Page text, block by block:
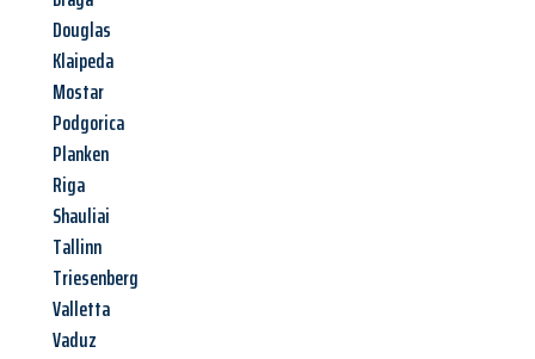
Douglas
Klaipeda
Mostar
Podgorica
Planken
Riga
Shauliai
Tallinn
Triesenberg
Valletta
Vaduz